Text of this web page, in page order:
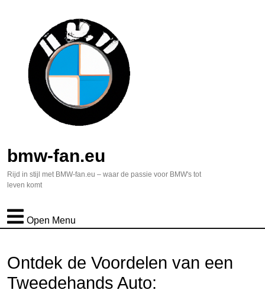
bmw-fan.eu
Rijd in stijl met BMW-fan.eu – waar de passie voor BMW's tot
leven komt
Open Menu
Ontdek de Voordelen van een
Tweedehands Auto: